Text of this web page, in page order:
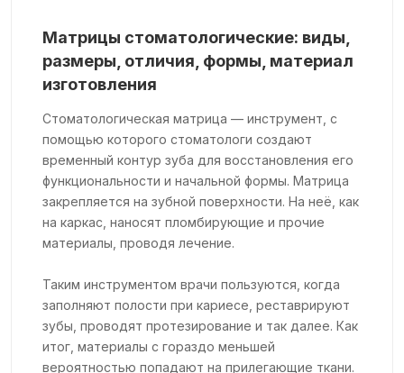
Матрицы стоматологические: виды,
размеры, отличия, формы, материал
изготовления
Стоматологическая матрица — инструмент, с
помощью которого стоматологи создают
временный контур зуба для восстановления его
функциональности и начальной формы. Матрица
закрепляется на зубной поверхности. На неё, как
на каркас, наносят пломбирующие и прочие
материалы, проводя лечение.
Таким инструментом врачи пользуются, когда
заполняют полости при кариесе, реставрируют
зубы, проводят протезирование и так далее. Как
итог, материалы с гораздо меньшей
вероятностью попадают на прилегающие ткани.